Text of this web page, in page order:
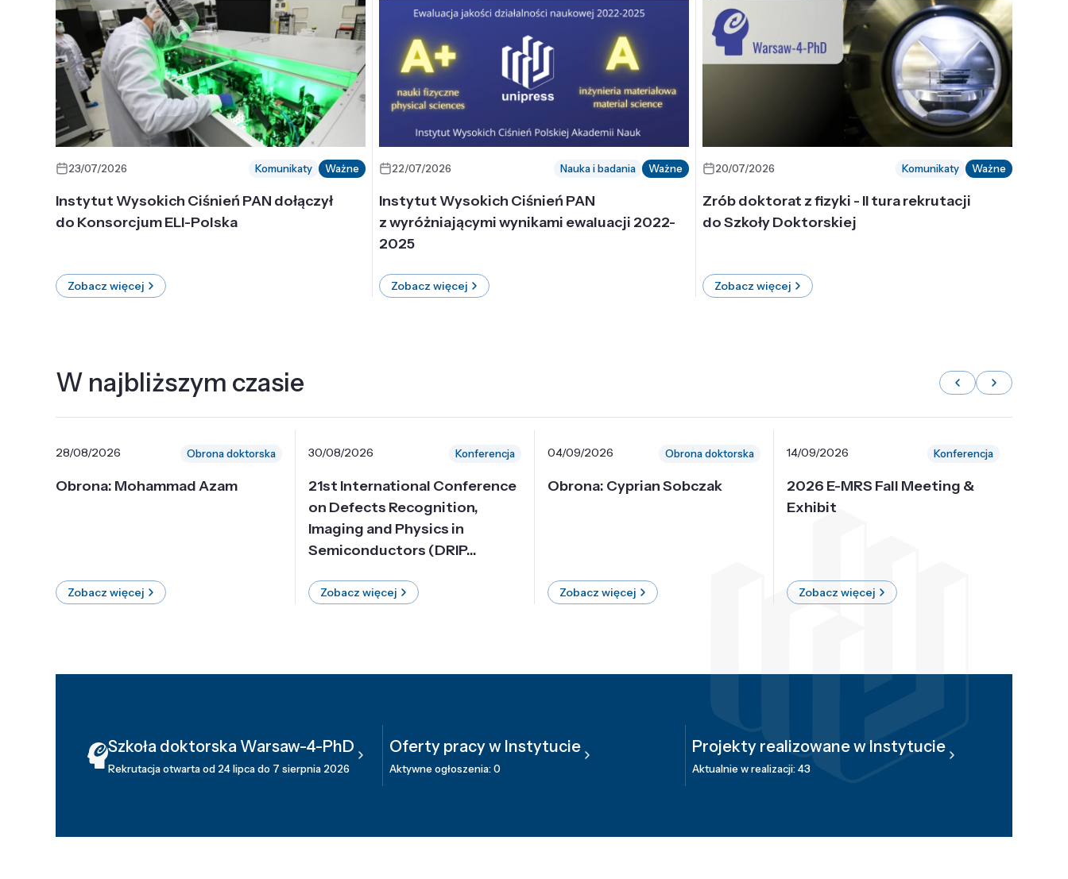
23/07/2026 Komunikaty Ważne
Instytut Wysokich Ciśnień PAN dołączył
do Konsorcjum ELI-Polska
Zobacz więcej
22/07/2026 Nauka i badania Ważne
Instytut Wysokich Ciśnień PAN
z wyróżniającymi wynikami ewaluacji 2022-
2025
Zobacz więcej
20/07/2026 Komunikaty Ważne
Zrób doktorat z fizyki - II tura rekrutacji
do Szkoły Doktorskiej
Zobacz więcej
W najbliższym czasie
28/08/2026 Obrona doktorska
Obrona: Mohammad Azam
Zobacz więcej
30/08/2026 Konferencja
21st International Conference
on Defects Recognition,
Imaging and Physics in
Semiconductors (DRIP...
Zobacz więcej
04/09/2026 Obrona doktorska
Obrona: Cyprian Sobczak
Zobacz więcej
14/09/2026 Konferencja
2026 E-MRS Fall Meeting &
Exhibit
Zobacz więcej
Szkoła doktorska Warsaw-4-PhD
Rekrutacja otwarta od 24 lipca do 7 sierpnia 2026
Oferty pracy w Instytucie
Aktywne ogłoszenia: 0
Projekty realizowane w Instytucie
Aktualnie w realizacji: 43